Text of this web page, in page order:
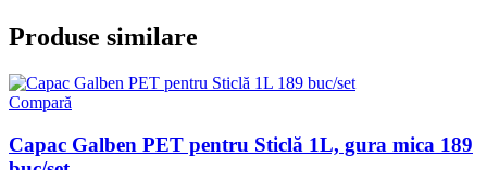
Produse similare
Compară
Capac Galben PET pentru Sticlă 1L, gura mica 189